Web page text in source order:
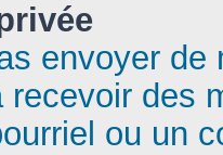
envoyer de
recevoir des
ou un